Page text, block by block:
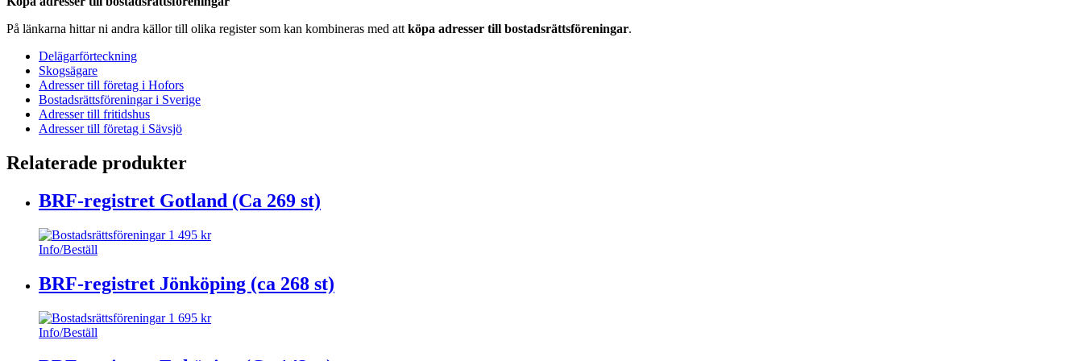
mängd
På länkarna hittar ni andra källor till olika register som kan kombineras med att köpa adresser till bostadsrättsföreningar.
Delägarförteckning
Skogsägare
Adresser till företag i Hofors
Bostadsrättsföreningar i Sverige
Adresser till fritidshus
Adresser till företag i Sävsjö
Relaterade produkter
BRF-registret Gotland (Ca 269 st)
1 495 kr
Info/Beställ
BRF-registret Jönköping (ca 268 st)
1 695 kr
Info/Beställ